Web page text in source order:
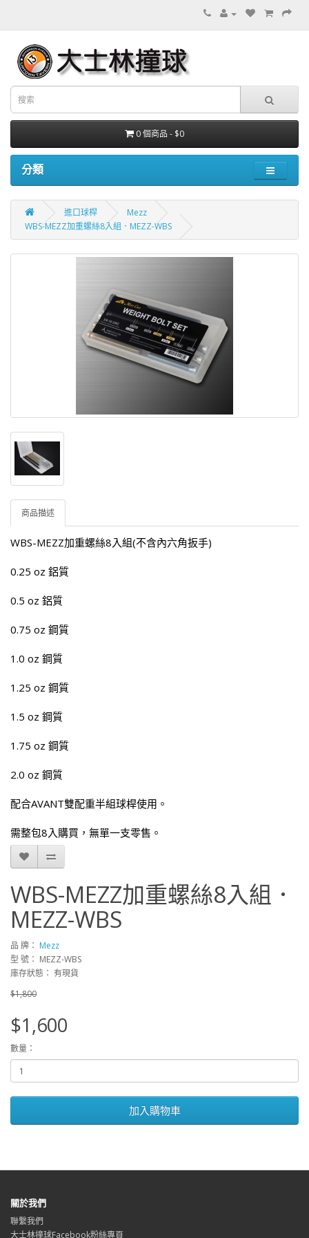
0 個商品 - $0
分類
進口球桿
Mezz
WBS-MEZZ加重螺絲8入組．MEZZ-WBS
商品描述
WBS-MEZZ加重螺絲8入組(不含內六角扳手)
0.25 oz 鋁質
0.5 oz 鋁質
0.75 oz 鋼質
1.0 oz 鋼質
1.25 oz 鋼質
1.5 oz 鋼質
1.75 oz 鋼質
2.0 oz 鋼質
配合AVANT雙配重半組球桿使用。
需整包8入購買，無單一支零售。
WBS-MEZZ加重螺絲8入組．
MEZZ-WBS
品 牌： Mezz
型 號： MEZZ-WBS
庫存狀態： 有現貨
$1,800
$1,600
數量：
加入購物車
關於我們
聯繫我們
大士林撞球Facebook粉絲專頁